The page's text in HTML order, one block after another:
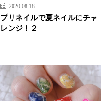
2020.08.18
プリネイルで夏ネイルにチャ
レンジ！２